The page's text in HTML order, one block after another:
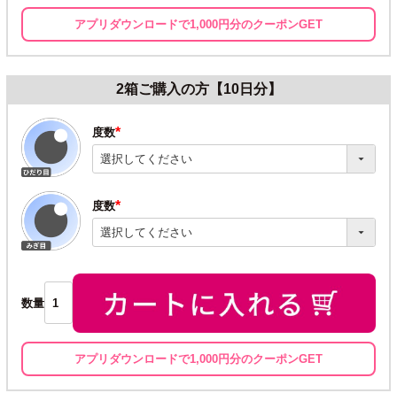
アプリダウンロードで1,000円分のクーポンGET
2箱ご購入の方【10日分】
度数
(必
須)
度数
(必
須)
数量
アプリダウンロードで1,000円分のクーポンGET